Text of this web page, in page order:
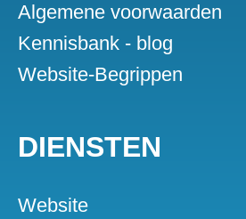
Algemene voorwaarden
Kennisbank - blog
Website-Begrippen
DIENSTEN
Website